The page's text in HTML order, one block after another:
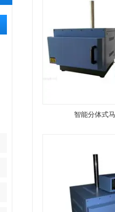
智能分体式